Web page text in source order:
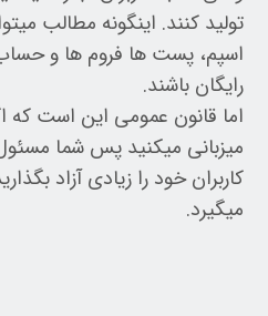
تولید کنند. اینگونه مطالب
اسپم، پست ها فروم ها و
رایگان باشند.
اما قانون عمومی این است که
میزبانی میکنید پس شما
کاربران خود را زیادی آزاد
میگیرد.